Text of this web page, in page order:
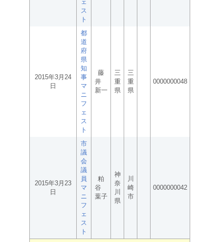
ェ
ス
ト
2015年3月24
日
都
道
府
県
知
事
マ
ニ
フ
ェ
ス
ト
藤
井
新一
三
重
県
三
重
県
0000000048
2015年3月23
日
市
議
会
議
員
マ
ニ
フ
ェ
ス
ト
粕
谷
葉子
神
奈
川
県
川
崎
市
0000000042